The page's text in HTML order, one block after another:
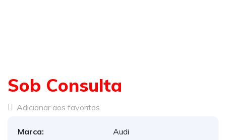
Sob Consulta
Adicionar aos favoritos
Marca:
Audi